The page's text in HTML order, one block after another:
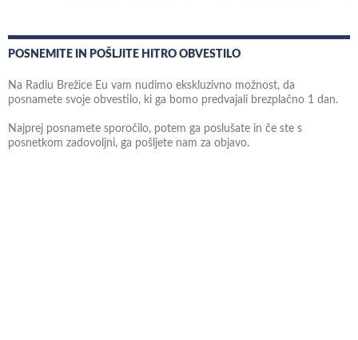
POSNEMITE IN POŠLJITE HITRO OBVESTILO
Na Radiu Brežice Eu vam nudimo ekskluzivno možnost, da
posnamete svoje obvestilo, ki ga bomo predvajali brezplačno 1 dan.
Najprej posnamete sporočilo, potem ga poslušate in če ste s
posnetkom zadovoljni, ga pošljete nam za objavo.